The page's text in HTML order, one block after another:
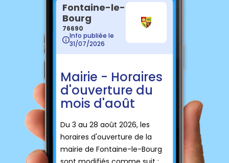
Fontaine-le-
Bourg
76690
Info publiée le
31/07/2026
Mairie - Horaires
d'ouverture du
mois d'août
Du 3 au 28 août 2026, les
horaires d'ouverture de la
mairie de Fontaine-le-Bourg